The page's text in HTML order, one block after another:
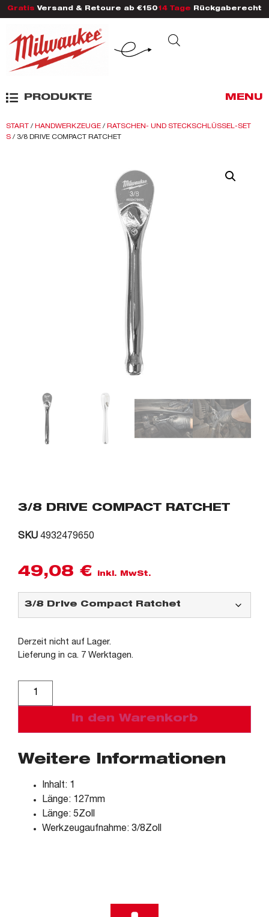
Gratis Versand & Retoure ab €150 14 Tage Rückgaberecht
PRODUKTE MENU
START / HANDWERKZEUGE / RATSCHEN- UND STECKSCHLÜSSEL-SET
S / 3/8 DRIVE COMPACT RATCHET
3/8 DRIVE COMPACT RATCHET
SKU 4932479650
49,08 € inkl. MwSt.
Derzeit nicht auf Lager.
Lieferung in ca. 7 Werktagen.
In den Warenkorb
Weitere Informationen
Inhalt: 1
Länge: 127mm
Länge: 5Zoll
Werkzeugaufnahme: 3/8Zoll